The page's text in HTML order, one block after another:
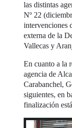
las distintas
Nº 22
intervenciones
externa de la
Vallecas y
En cuanto a la
agencia de
Carabanchel,
siguientes, en
finalización